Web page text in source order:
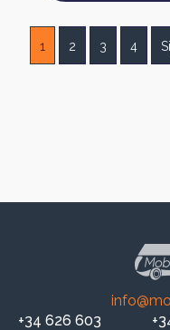
1 2 3 4
+34 626 603